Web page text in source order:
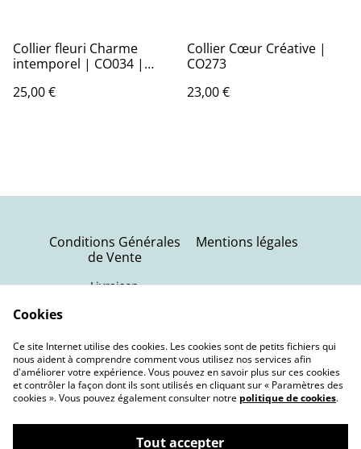
Collier fleuri Charme
intemporel | CO034 |
25,00 €
Collier Cœur Créative |
CO273
23,00 €
Conditions Générales
de Vente
Livraison
Mentions légales
Politique de cookies
Cookies
Ce site Internet utilise des cookies. Les cookies sont de petits fichiers qui
nous aident à comprendre comment vous utilisez nos services afin
d'améliorer votre expérience. Vous pouvez en savoir plus sur ces cookies
et contrôler la façon dont ils sont utilisés en cliquant sur « Paramètres des
cookies ». Vous pouvez également consulter notre politique de cookies.
Tout accepter